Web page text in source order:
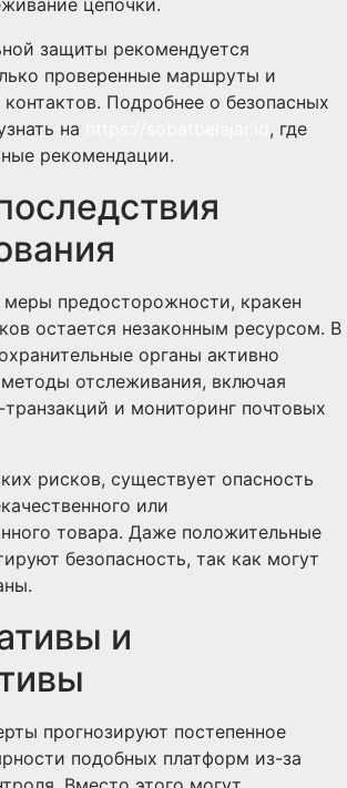
защиты рекомендуется
проверенные маршруты и
Подробнее о безопасных
на
, где
рекомендации.
предосторожности, кракен
остается незаконным ресурсом. В
органы активно
отслеживания, включая
транзакций и мониторинг почтовых
рисков, существует опасность
или
товара. Даже положительные
безопасность, так как могут
и
прогнозируют постепенное
подобных платформ из-за